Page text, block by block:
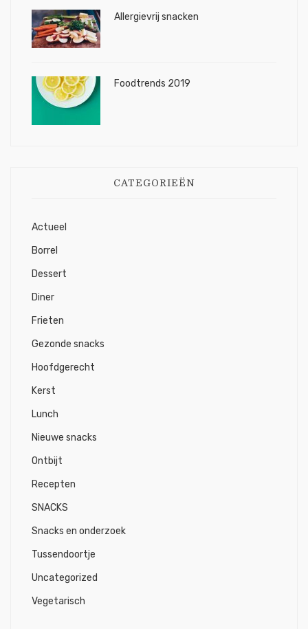
Allergievrij snacken
Foodtrends 2019
CATEGORIEËN
Actueel
Borrel
Dessert
Diner
Frieten
Gezonde snacks
Hoofdgerecht
Kerst
Lunch
Nieuwe snacks
Ontbijt
Recepten
SNACKS
Snacks en onderzoek
Tussendoortje
Uncategorized
Vegetarisch